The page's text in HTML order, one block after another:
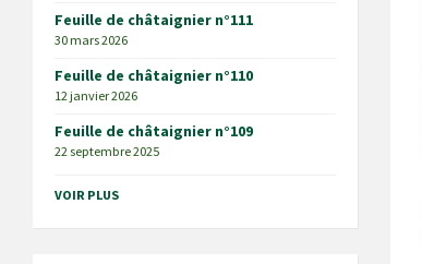
Feuille de châtaignier n°111
30 mars 2026
Feuille de châtaignier n°110
12 janvier 2026
Feuille de châtaignier n°109
22 septembre 2025
VOIR PLUS